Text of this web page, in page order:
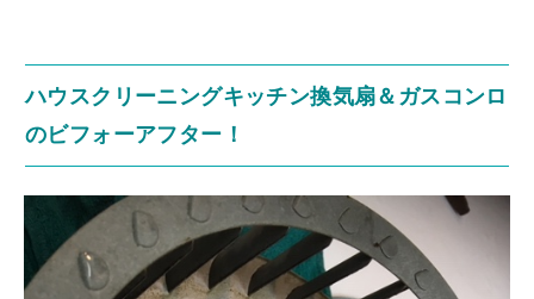
ハウスクリーニングキッチン換気扇＆ガスコンロ
のビフォーアフター！